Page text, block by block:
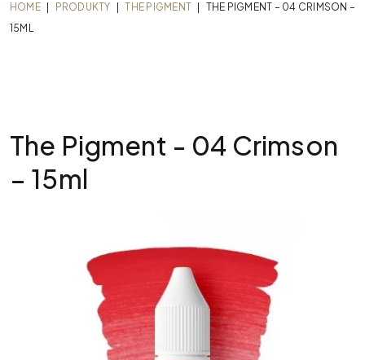
HOME PRODUKTY THE PIGMENT
THE PIGMENT – 04 CRIMSON –
15ML
The Pigment - 04 Crimson
– 15ml